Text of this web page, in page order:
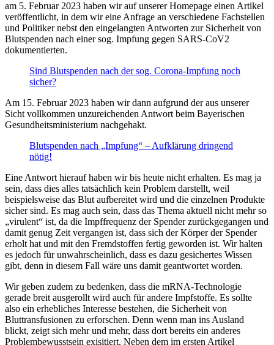
am 5. Februar 2023 haben wir auf unserer Homepage einen Artikel
veröffentlicht, in dem wir eine Anfrage an verschiedene Fachstellen
und Politiker nebst den eingelangten Antworten zur Sicherheit von
Blutspenden nach einer sog. Impfung gegen SARS-CoV2
dokumentierten.
Sind Blutspenden nach der sog. Corona-Impfung noch
sicher?
Am 15. Februar 2023 haben wir dann aufgrund der aus unserer
Sicht vollkommen unzureichenden Antwort beim Bayerischen
Gesundheitsministerium nachgehakt.
Blutspenden nach „Impfung“ – Aufklärung dringend
nötig!
Eine Antwort hierauf haben wir bis heute nicht erhalten. Es mag ja
sein, dass dies alles tatsächlich kein Problem darstellt, weil
beispielsweise das Blut aufbereitet wird und die einzelnen Produkte
sicher sind. Es mag auch sein, dass das Thema aktuell nicht mehr so
„virulent“ ist, da die Impffrequenz der Spender zurückgegangen und
damit genug Zeit vergangen ist, dass sich der Körper der Spender
erholt hat und mit den Fremdstoffen fertig geworden ist. Wir halten
es jedoch für unwahrscheinlich, dass es dazu gesichertes Wissen
gibt, denn in diesem Fall wäre uns damit geantwortet worden.
Wir geben zudem zu bedenken, dass die mRNA-Technologie
gerade breit ausgerollt wird auch für andere Impfstoffe. Es sollte
also ein erhebliches Interesse bestehen, die Sicherheit von
Bluttransfusionen zu erforschen. Denn wenn man ins Ausland
blickt, zeigt sich mehr und mehr, dass dort bereits ein anderes
Problembewusstsein exisitiert. Neben dem im ersten Artikel